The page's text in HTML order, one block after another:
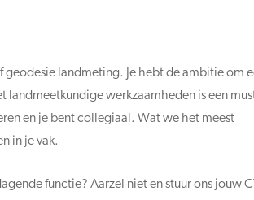
landmeting. Je hebt de ambitie om
werkzaamheden is een
en je bent collegiaal. Wat we het meest
in je vak.
functie? Aarzel niet en stuur ons jouw